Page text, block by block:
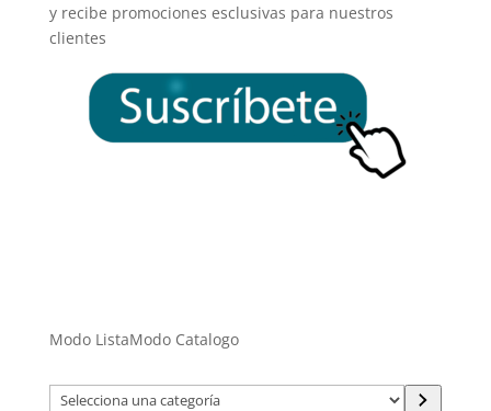
y recibe promociones esclusivas para nuestros
clientes
Modo ListaModo Catalogo
Selecciona